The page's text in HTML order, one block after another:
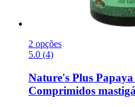
2 opções
5.0 (4)
Nature's Plus
Comprimidos